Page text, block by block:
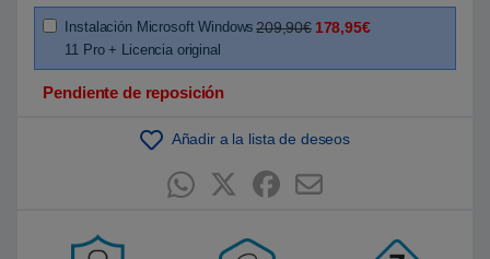
c
i
d
e
c
Instalación Microsoft Windows
11 Pro + Licencia original
209,90€ 178,95€
Pendiente de reposición
Añadir a la lista de deseos